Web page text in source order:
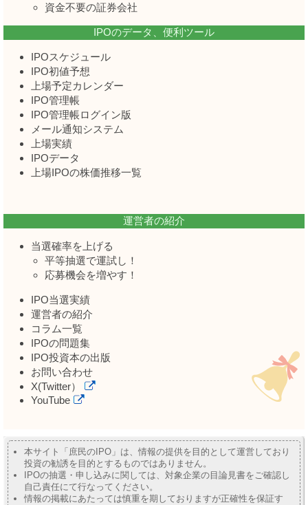
資金不要の証券会社
IPOのデータ、便利ツール
IPOスケジュール
IPO初値予想
上場予定カレンダー
IPO管理帳
IPO管理帳ログイン版
メール通知システム
上場実績
IPOデータ
上場IPOの株価推移一覧
運営者の紹介
当選確率を上げる
平等抽選で運試し！
応募機会を増やす！
IPO当選実績
運営者の紹介
コラム一覧
IPOの問題集
IPO投資本の出版
お問い合わせ
X(Twitter）
YouTube
本サイト「庶民のIPO」は、情報の提供を目的として運営しており
投資の勧誘を目的とするものではありません。
IPOの抽選・申し込みに関しては、対象企業の目論見書をご確認し
自己責任にて行なってください。
情報の掲載にあたっては慎重を期しておりますが正確性を保証す